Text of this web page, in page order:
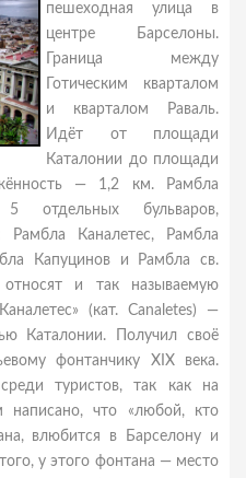
пешеходная улица в
центре Барселоны.
Граница между
Готическим кварталом
и кварталом Раваль.
Идёт от площади
Каталонии до площади
— 1,2 км. Рамбла
отдельных бульваров,
Каналетес, Рамбла
Капуцинов и Рамбла св.
и так называемую
(кат. Canaletes) —
Каталонии. Получил своё
фонтанчику XIX века.
туристов, так как на
написано, что «любой, кто
влюбится в Барселону и
у этого фонтана — место